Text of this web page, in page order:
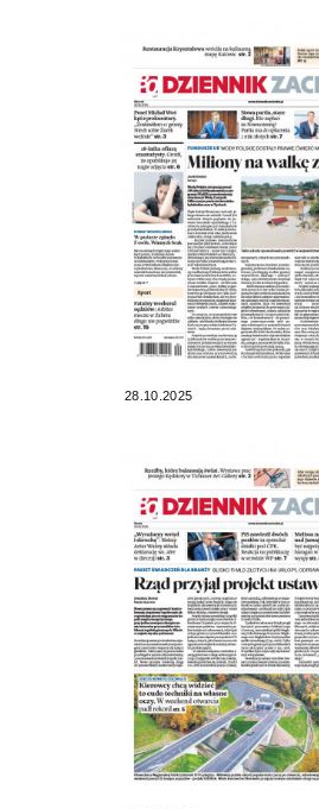
28.10.2025